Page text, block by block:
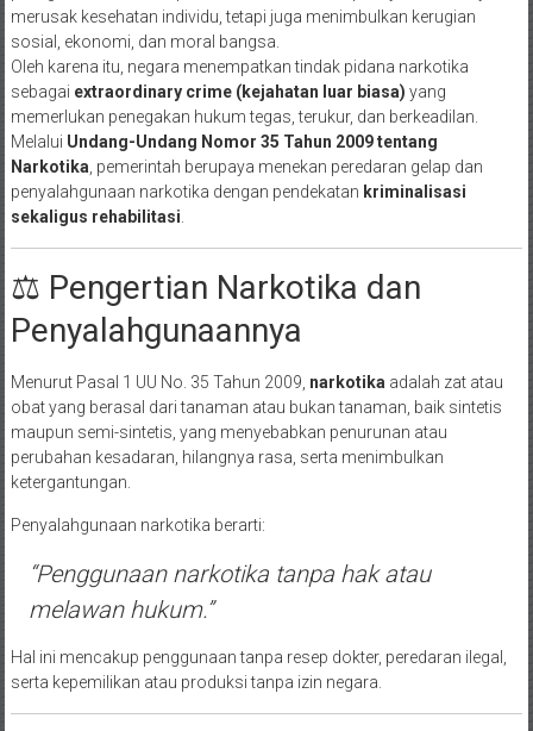
merusak kesehatan individu, tetapi juga menimbulkan kerugian
sosial, ekonomi, dan moral bangsa.
Oleh karena itu, negara menempatkan tindak pidana narkotika
sebagai extraordinary crime (kejahatan luar biasa) yang
memerlukan penegakan hukum tegas, terukur, dan berkeadilan.
Melalui Undang-Undang Nomor 35 Tahun 2009 tentang
Narkotika , pemerintah berupaya menekan peredaran gelap dan
penyalahgunaan narkotika dengan pendekatan kriminalisasi
sekaligus rehabilitasi
⚖️ Pengertian Narkotika dan
Penyalahgunaannya
Menurut Pasal 1 UU No. 35 Tahun 2009, narkotika adalah zat atau
obat yang berasal dari tanaman atau bukan tanaman, baik sintetis
maupun semi-sintetis, yang menyebabkan penurunan atau
perubahan kesadaran, hilangnya rasa, serta menimbulkan
ketergantungan.
Penyalahgunaan narkotika berarti:
“Penggunaan narkotika tanpa hak atau
melawan hukum.”
Hal ini mencakup penggunaan tanpa resep dokter, peredaran ilegal,
serta kepemilikan atau produksi tanpa izin negara.